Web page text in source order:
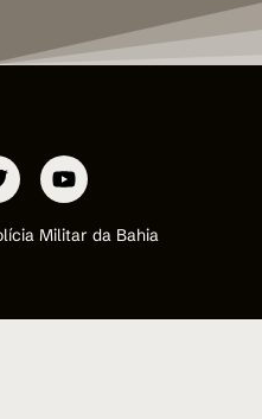
Militar da Bahia